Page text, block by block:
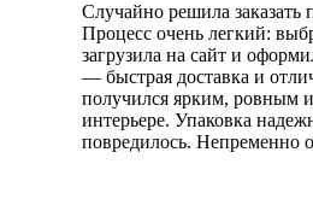
Случайно решила заказать
Процесс очень легкий:
загрузила на сайт и
— быстрая доставка и
получился ярким, ровным
интерьере. Упаковка
повредилось. Непременно